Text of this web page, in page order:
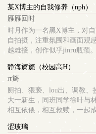
冉38岁这年，她却..
某X博主的自我修养（nph）
雁雁回时
时月作为一名黑X博主，对
自拍摄，注重氛围和画面观
越难接，创作似乎jinru瓶颈
静海旖旎（校园高H）
rr旖
厕拍、猥亵、lou出、调教、
大一新生，同班同学徐叶与
相互依偎，相互救赎，一起
趣，一同度过了4年qing迷意
涩玻璃